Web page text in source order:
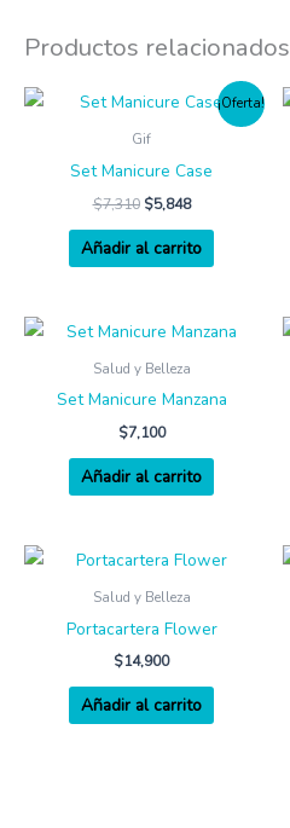
Productos relacionados
¡Oferta!
Gif
Set Manicure Case
$7,310 $5,848
Añadir al carrito
Salud y Belleza
Set Manicure Manzana
$7,100
Añadir al carrito
Salud y Belleza
Portacartera Flower
$14,900
Añadir al carrito